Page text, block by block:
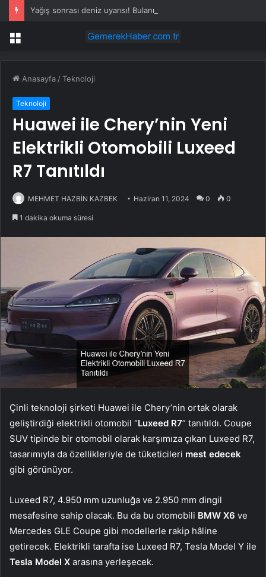
Menü
Anasayfa /Teknoloji
Teknoloji
Huawei ile Chery’nin Yeni
Elektrikli Otomobili Luxeed
R7 Tanıtıldı
MEHMET HAZBİN KAZBEK Haziran 11, 2024 0 0
1 dakika okuma süresi
Çinli teknoloji şirketi Huawei ile Chery’nin ortak olarak
geliştirdiği elektrikli otomobil “Luxeed R7” tanıtıldı. Coupe
SUV tipinde bir otomobil olarak karşımıza çıkan Luxeed R7,
tasarımıyla da özellikleriyle de tüketicileri mest edecek
gibi görünüyor.
Luxeed R7, 4.950 mm uzunluğa ve 2.950 mm dingil
mesafesine sahip olacak. Bu da bu otomobili BMW X6 ve
Mercedes GLE Coupe gibi modellerle rakip hâline
getirecek. Elektrikli tarafta ise Luxeed R7, Tesla Model Y ile
Tesla Model X arasına yerleşecek.